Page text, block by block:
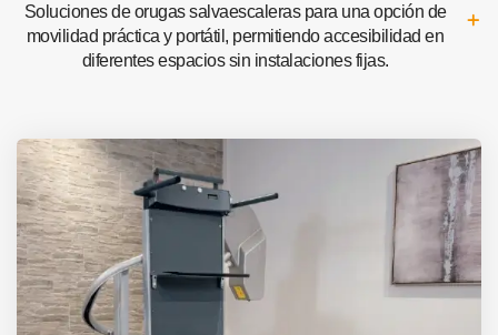
Soluciones de orugas salvaescaleras para una opción de
movilidad práctica y portátil, permitiendo accesibilidad en
diferentes espacios sin instalaciones fijas.